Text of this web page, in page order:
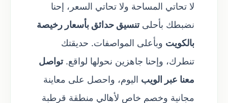
لا تحاتي المساحة ولا تحاتي السعر، إحنا
نضبطك بأحلىتنسيق حدائق بأسعار رخيصة
بالكويت وبأعلى المواصفات. حديقتك
تنطرك، وإحنا جاهزين نحولها لواقع.تواصل
معنا عبر الويب اليوم، واحصل على معاينة
مجانية وخصم خاص لأهالي منطقة قرطبة